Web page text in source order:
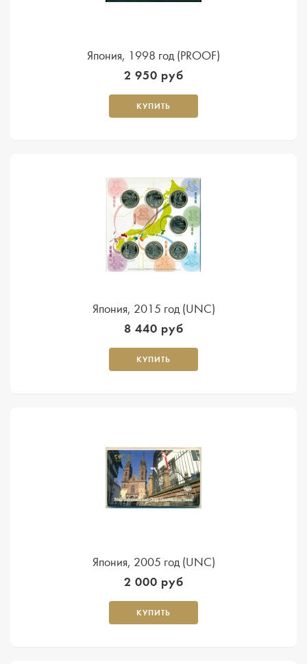
Япония, 1998 год (PROOF)
2 950 руб
КУПИТЬ
Япония, 2015 год (UNC)
8 440 руб
КУПИТЬ
Япония, 2005 год (UNC)
2 000 руб
КУПИТЬ